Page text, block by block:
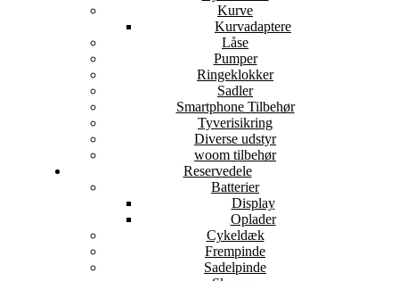
Kurve
Kurvadaptere
Låse
Pumper
Ringeklokker
Sadler
Smartphone Tilbehør
Tyverisikring
Diverse udstyr
woom tilbehør
Reservedele
Batterier
Display
Oplader
Cykeldæk
Frempinde
Sadelpinde